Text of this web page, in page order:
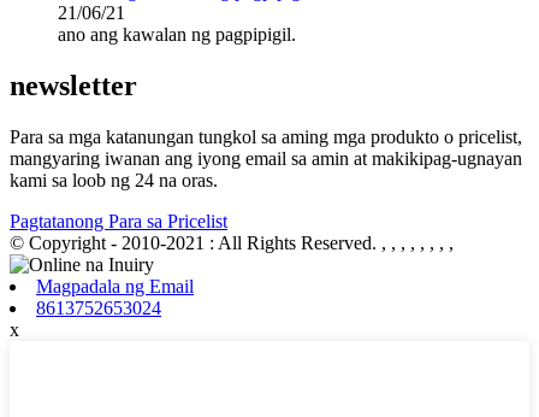
21/06/21
ano ang kawalan ng pagpipigil.
newsletter
Para sa mga katanungan tungkol sa aming mga produkto o pricelist,
mangyaring iwanan ang iyong email sa amin at makikipag-ugnayan
kami sa loob ng 24 na oras.
Pagtatanong Para sa Pricelist
© Copyright - 2010-2021 : All Rights Reserved. , , , , , , , ,
Magpadala ng Email
8613752653024
x